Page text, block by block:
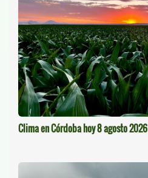
Clima en Córdoba hoy 8 agosto 2026